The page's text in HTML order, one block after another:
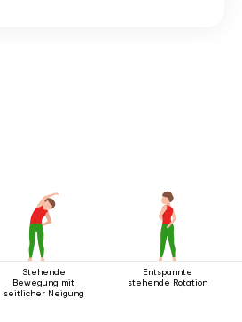
Stehende
Bewegung mit
seitlicher Neigung
Entspannte
stehende Rotation